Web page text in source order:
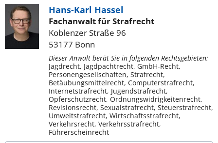
Hans-Karl Hassel
Fachanwalt für Strafrecht
Koblenzer Straße 96
53177 Bonn
Dieser Anwalt berät Sie in folgenden Rechtsgebieten:
Jagdrecht, Jagdpachtrecht, GmbH-Recht,
Personengesellschaften, Strafrecht,
Betäubungsmittelrecht, Computerstrafrecht,
Internetstrafrecht, Jugendstrafrecht,
Opferschutzrecht, Ordnungswidrigkeitenrecht,
Revisionsrecht, Sexualstrafrecht, Steuerstrafrecht,
Umweltstrafrecht, Wirtschaftsstrafrecht,
Verkehrsrecht, Verkehrsstrafrecht,
Führerscheinrecht